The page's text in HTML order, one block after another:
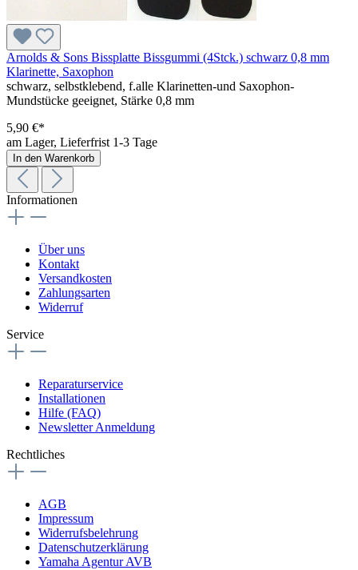
Arnolds & Sons Bissplatte Bissgummi (4Stck.) schwarz 0,8 mm
Klarinette, Saxophon
schwarz, selbstklebend, f.alle Klarinetten-und Saxophon-
Mundstücke geeignet, Stärke 0,8 mm
5,90 €*
am Lager, Lieferfrist 1-3 Tage
In den Warenkorb
Informationen
Über uns
Kontakt
Versandkosten
Zahlungsarten
Widerruf
Service
Reparaturservice
Installationen
Hilfe (FAQ)
Newsletter Anmeldung
Rechtliches
AGB
Impressum
Widerrufsbelehrung
Datenschutzerklärung
Yamaha Agentur AVB